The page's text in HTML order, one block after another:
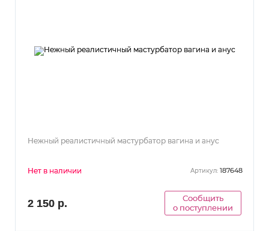
Нежный реалистичный мастурбатор вагина и анус
Нет в наличии Артикул: 187648
2 150 р.
Сообщить
о поступлении